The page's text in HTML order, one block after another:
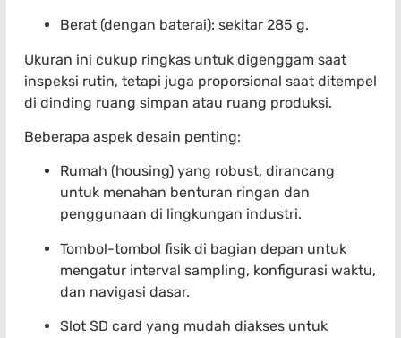
Berat (dengan baterai): sekitar 285 g.
Ukuran ini cukup ringkas untuk digenggam saat
inspeksi rutin, tetapi juga proporsional saat ditempel
di dinding ruang simpan atau ruang produksi.
Beberapa aspek desain penting:
Rumah (housing) yang robust, dirancang
untuk menahan benturan ringan dan
penggunaan di lingkungan industri.
Tombol-tombol fisik di bagian depan untuk
mengatur interval sampling, konfigurasi waktu,
dan navigasi dasar.
Slot SD card yang mudah diakses untuk